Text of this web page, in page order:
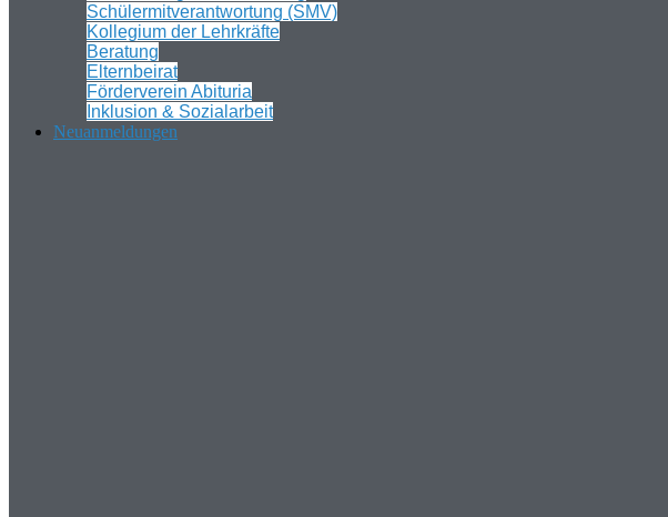
Schülermitverantwortung (SMV)
Kollegium der Lehrkräfte
Beratung
Elternbeirat
Förderverein Abituria
Inklusion & Sozialarbeit
Neuanmeldungen